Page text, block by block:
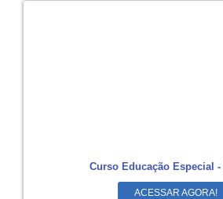
Curso Educação Especial -
ACESSAR AGORA!